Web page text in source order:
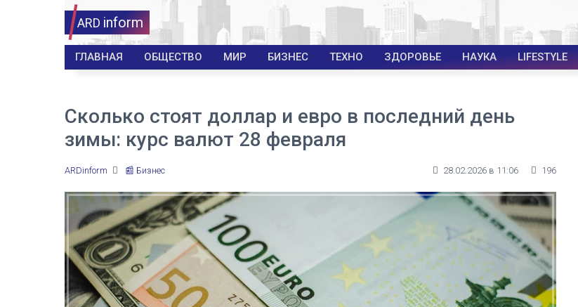
ARD inform
ГЛАВНАЯ ОБЩЕСТВО МИР БИЗНЕС ТЕХНО ЗДОРОВЬЕ НАУКА LIFESTYLE
Сколько стоят доллар и евро в последний день
зимы: курс валют 28 февраля
ARDinform 📰 Бизнес 28.02.2026 в 11:06 196